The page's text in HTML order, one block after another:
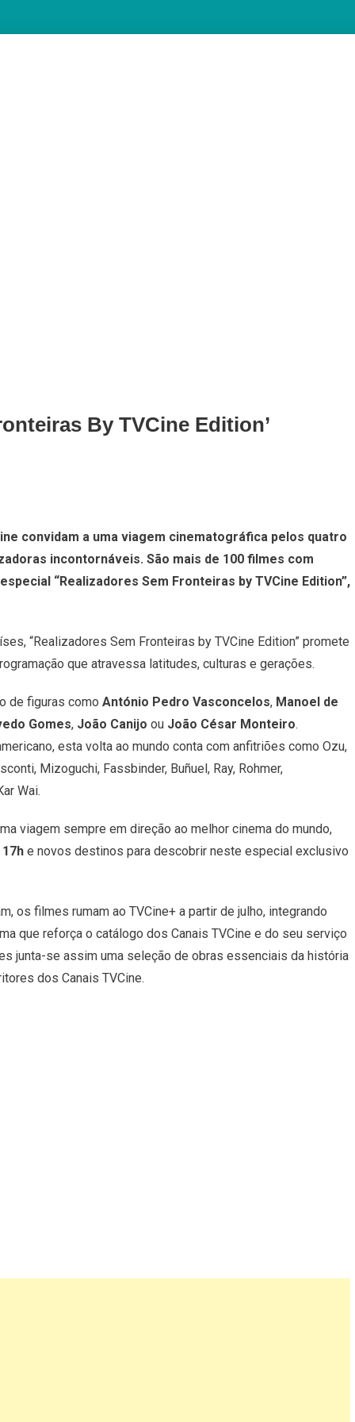
By TVCine Edition’
convidam a uma viagem cinematográfica pelos quatro
incontornáveis. São mais de 100 filmes com
“Realizadores Sem Fronteiras by TVCine Edition”,
“Realizadores Sem Fronteiras by TVCine Edition” promete
que atravessa latitudes, culturas e gerações.
de figuras como António Pedro Vasconcelos, Manoel de
Gomes, João Canijo ou João César Monteiro.
esta volta ao mundo conta com anfitriões como Ozu,
Mizoguchi, Fassbinder, Buñuel, Ray, Rohmer,
Wai.
viagem sempre em direção ao melhor cinema do mundo,
e novos destinos para descobrir neste especial exclusivo
os filmes rumam ao TVCine+ a partir de julho, integrando
que reforça o catálogo dos Canais TVCine e do seu serviço
junta-se assim uma seleção de obras essenciais da história
dos Canais TVCine.